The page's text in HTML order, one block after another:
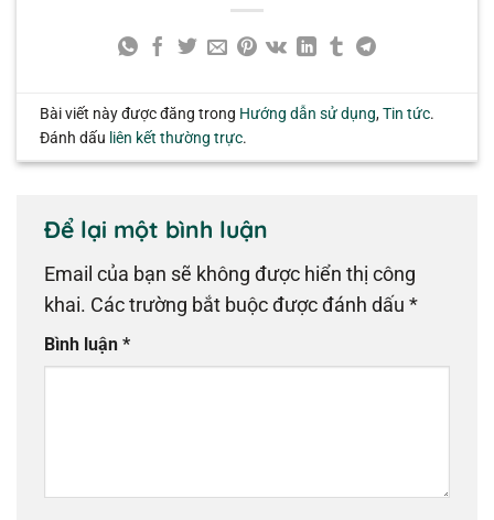
Bài viết này được đăng trong Hướng dẫn sử dụng,Tin tức.
Đánh dấu liên kết thường trực.
Để lại một bình luận
Email của bạn sẽ không được hiển thị công
khai. Các trường bắt buộc được đánh dấu *
Bình luận *